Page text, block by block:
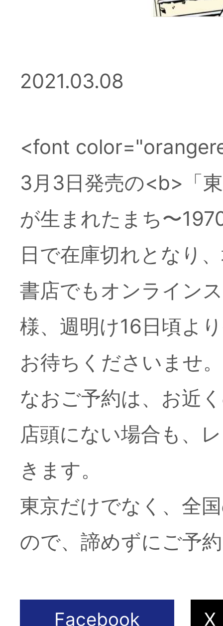
2026年7月3日 ■お詫
2026年6月25日
2026年6月9日 ■誤り
2026年6月4日 ■誤り
2026年6月3日
東京
産！」
2026年5月2日
東京
2021.03.08
<font
3月3日発売の<b>「
が生まれたまち〜
日で在庫切れとなり
書店でもオンライン
様、週明け16日頃よ
お待ちくださいませ。
なおご予約は、お近
店頭にない場合も、
きます。
東京だけでなく、全
ので、諦めずにご予